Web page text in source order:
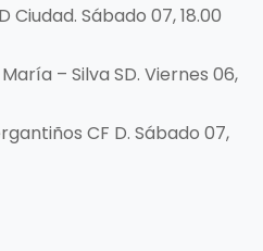
Ciudad. Sábado 07, 18.00
– Silva SD. Viernes 06,
CF D. Sábado 07,